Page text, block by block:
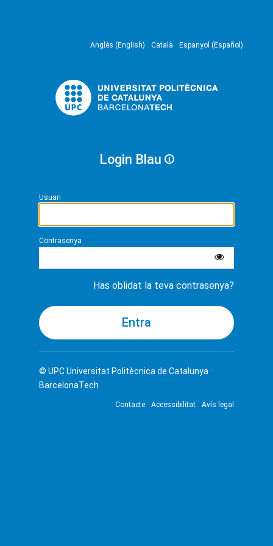
Anglès (English) Català Espanyol (Español)
Login Blau
Usuari
Contrasenya
Has oblidat la teva contrasenya?
© UPCUniversitat Politècnica de Catalunya ·
BarcelonaTech
Contacte Accessibilitat Avís legal